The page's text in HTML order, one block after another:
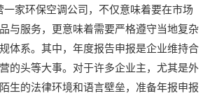
家环保空调公司，不仅意味着要在市场
与服务，更意味着需要严格遵守当地复杂
体系。其中，年度报告申报是企业维持合
的头等大事。对于许多企业主，尤其是外
生的法律环境和语言壁垒，准备年报申报